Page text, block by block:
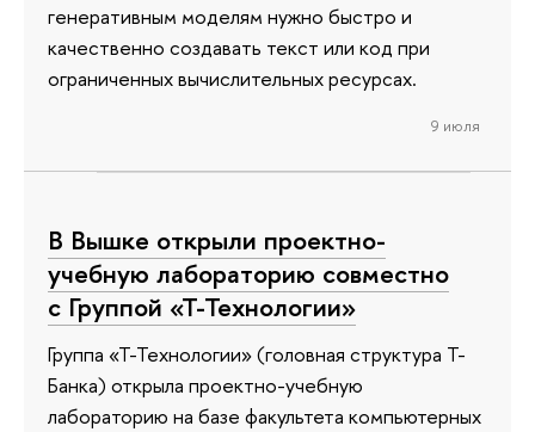
генеративным моделям нужно быстро и
качественно создавать текст или код при
ограниченных вычислительных ресурсах.
9 июля
В Вышке открыли проектно-
учебную лабораторию совместно
с Группой «Т-Технологии»
Группа «Т-Технологии» (головная структура Т-
Банка) открыла проектно-учебную
лабораторию на базе факультета компьютерных